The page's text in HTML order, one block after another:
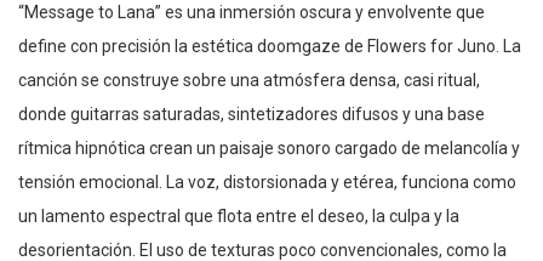
“Message to Lana” es una inmersión oscura y envolvente que
define con precisión la estética doomgaze de Flowers for Juno. La
canción se construye sobre una atmósfera densa, casi ritual,
donde guitarras saturadas, sintetizadores difusos y una base
rítmica hipnótica crean un paisaje sonoro cargado de melancolía y
tensión emocional. La voz, distorsionada y etérea, funciona como
un lamento espectral que flota entre el deseo, la culpa y la
desorientación. El uso de texturas poco convencionales, como la